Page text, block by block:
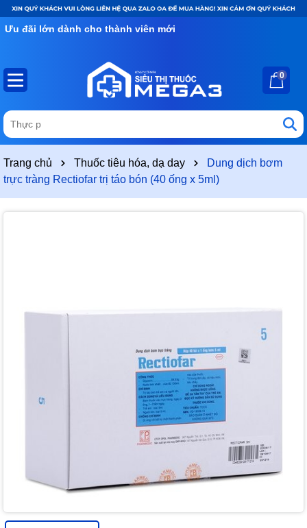
Ưu đãi lớn dành cho thành viên mới
0
Trang chủ Thuốc tiêu hóa, dạ day
Dung dịch bơm
trực tràng Rectiofar trị táo bón (40 ống x 5ml)